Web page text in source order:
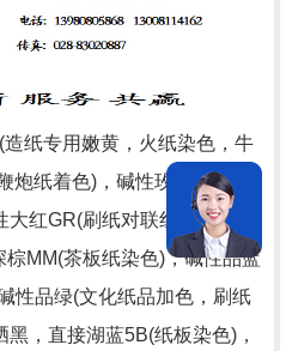
纸专用嫩黄，火纸染色，牛
炮纸着色)，碱性玫瑰精(文化
红GR(刷纸对联红)，直接黄
MM(茶板纸染色)，碱性品蓝
性品绿(文化纸品加色，刷纸
，直接湖蓝5B(纸板染色)，